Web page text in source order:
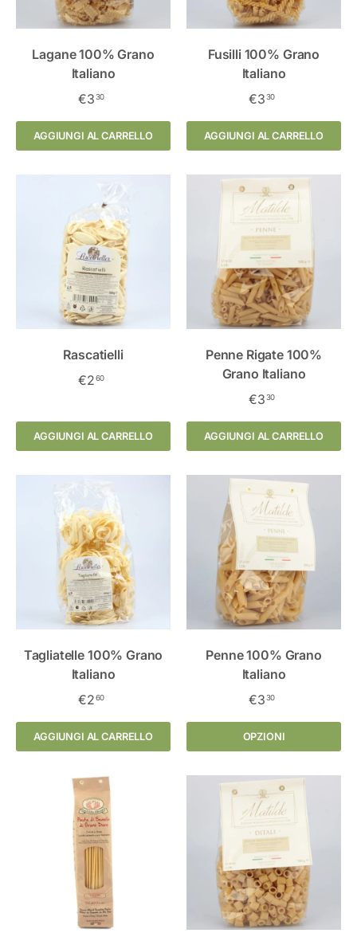
Lagane 100% Grano
Italiano
€330
AGGIUNGI AL CARRELLO
Fusilli 100% Grano
Italiano
€330
AGGIUNGI AL CARRELLO
Rascatielli
€260
AGGIUNGI AL CARRELLO
Penne Rigate 100%
Grano Italiano
€330
AGGIUNGI AL CARRELLO
Tagliatelle 100% Grano
Italiano
€260
AGGIUNGI AL CARRELLO
Penne 100% Grano
Italiano
€330
OPZIONI